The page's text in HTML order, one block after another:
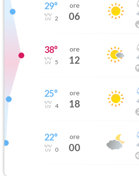
29°
2
ore
06
38°
5
ore
12
25°
4
ore
18
22°
0
ore
00